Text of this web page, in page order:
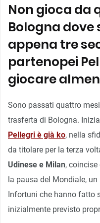
Non gioca da
Bologna dove
appena tre
partenopei
giocare
Sono passati quattro
trasferta di Bologna.
Pellegri è già ko, nella
da titolare per la terza
Udinese e Milan,
la pausa del Mondiale,
Infortuni che hanno fatto
inizialmente previsto